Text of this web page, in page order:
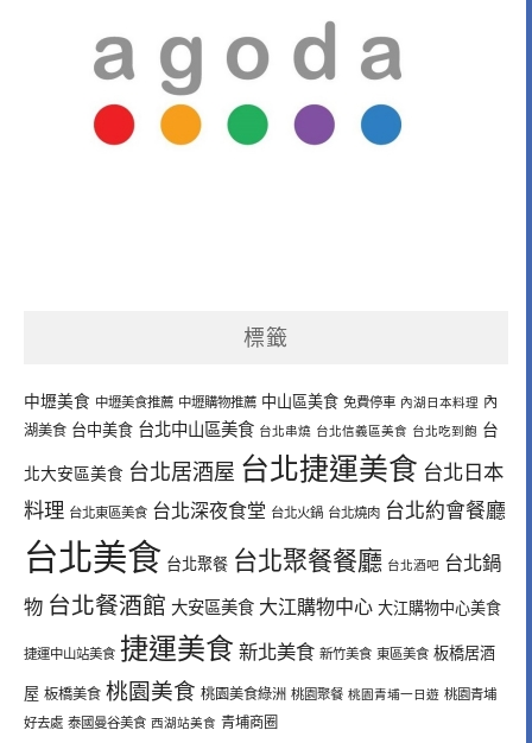
標籤
中壢美食 中壢美食推薦 中壢購物推薦 中山區美食 免費停車 內湖日本料理 內
湖美食 台中美食 台北中山區美食 台北串燒 台北信義區美食 台北吃到飽 台
北大安區美食 台北居酒屋 台北捷運美食 台北日本
料理 台北東區美食 台北深夜食堂 台北火鍋 台北燒肉 台北約會餐廳
台北美食 台北聚餐 台北聚餐餐廳 台北酒吧 台北鍋
物 台北餐酒館 大安區美食 大江購物中心 大江購物中心美食
捷運中山站美食 捷運美食 新北美食 新竹美食 東區美食 板橋居酒
屋 板橋美食 桃園美食 桃園美食綠洲 桃園聚餐 桃園青埔一日遊 桃園青埔
好去處 泰國曼谷美食 西湖站美食 青埔商圈